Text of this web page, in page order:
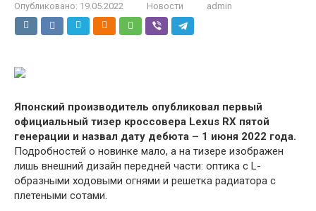
Опубликовано: 19.05.2022 Новости admin
Японский производитель опубликовал первый
официальный тизер кроссовера Lexus RX пятой
генерации и назвал дату дебюта – 1 июня 2022 года.
Подробностей о новинке мало, а на тизере изображен
лишь внешний дизайн передней части: оптика с L-
образными ходовыми огнями и решетка радиатора с
плетеными сотами.